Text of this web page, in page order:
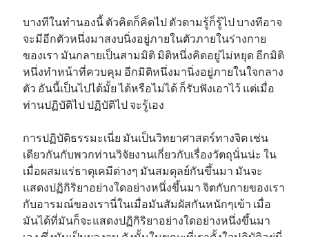
บางทีในทำนองนี้ ตัวคิดก็คิดไป ตัวตามรู้ก็รู้ไป บางทีอาจ
จะมีอีกตัวหนึ่งมาสงบนิ่งอยู่ภายในตัวภายในร่างกาย
ของเรา มันกลายเป็นสามมิติ มิติหนึ่งคิดอยู่ไม่หยุด อีกมิติ
หนึ่งทำหน้าที่ควบคุม อีกมิติหนึ่งมานิ่งอยู่ภายในใจกลาง
ตัว อันนี้เป็นไปได้มั้ย ได้หรือไม่ได้ ก็รับฟังเอาไว้ แต่เมื่อ
ท่านปฏิบัติไป ปฏิบัติไป จะรู้เอง
การปฏิบัติธรรมะเนี่ย มันเป็นวิทยาศาสตร์ทางจิต เช่น
เดียวกันกับพวกท่านวิจัยงานเกี่ยวกับเรื่องวัตถุนั่นน่ะ ใน
เมื่อผสมแร่ธาตุเคมีต่างๆ มันสมดุลย์กันขึ้นมา มันจะ
แสดงปฏิกิริยาอย่างใดอย่างหนึ่งขึ้นมา จิตกับกายของเรา
กับอารมณ์ของเรานี่ในเมื่อมันสัมผัสกันหนักๆเข้า เมื่อ
มันได้ที่มันก็จะแสดงปฏิกิริยาอย่างใดอย่างหนึ่งขึ้นมา